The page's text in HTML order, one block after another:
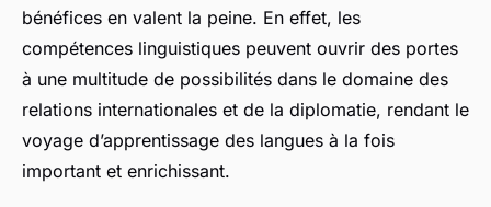
bénéfices en valent la peine. En effet, les
compétences linguistiques peuvent ouvrir des portes
à une multitude de possibilités dans le domaine des
relations internationales et de la diplomatie, rendant le
voyage d’apprentissage des langues à la fois
important et enrichissant.